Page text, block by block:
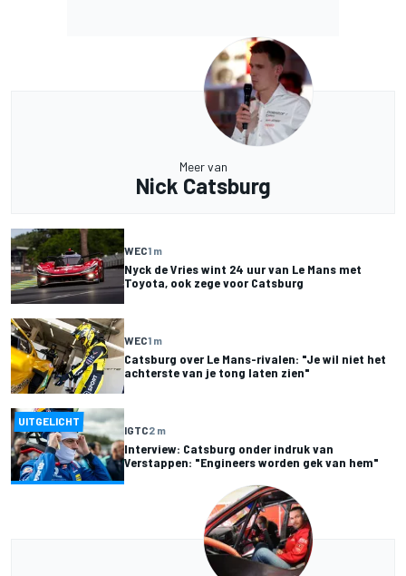
Meer van
Nick Catsburg
WEC1 m
Nyck de Vries wint 24 uur van Le Mans met
Toyota, ook zege voor Catsburg
WEC1 m
Catsburg over Le Mans-rivalen: "Je wil niet het
achterste van je tong laten zien"
UITGELICHT
IGTC2 m
Interview: Catsburg onder indruk van
Verstappen: "Engineers worden gek van hem"